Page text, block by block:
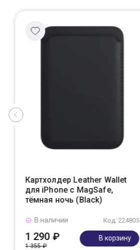
Картхолдер Leather Wallet
для iPhone с MagSafe,
тёмная ночь (Black)
Код: 224805
В наличии
1 290 ₽
1 355 ₽
В корзину